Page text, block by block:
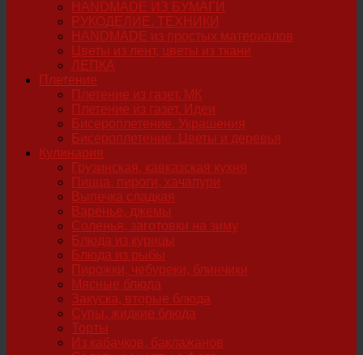
HANDMADE ИЗ БУМАГИ
РУКОДЕЛИЕ. ТЕХНИКИ
HANDMADE из простых материалов
Цветы из лент, цветы из ткани
ЛЕПКА
Плетение
Плетение из газет. МК
Плетение из газет. Идеи
Бисероплетение. Украшения
Бисероплетение. Цветы и деревья
Кулинария
Грузинская, кавказская кухня
Пицца, пироги, хачапури
Выпечка сладкая
Варенье, джемы
Соленья, заготовки на зиму
Блюда из курицы
Блюда из рыбы
Пирожки, чебуреки, блинчики
Мясные блюда
Закуска, вторые блюда
Супы, жидкие блюда
Торты
Из кабачков, баклажанов